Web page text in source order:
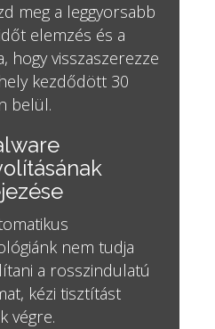
meg a leggyorsabb
elemzés és a
hogy visszaszerezze
kezdődött 30
belül.
nem tudja
a rosszindulatú
kézi tisztítást
végre.